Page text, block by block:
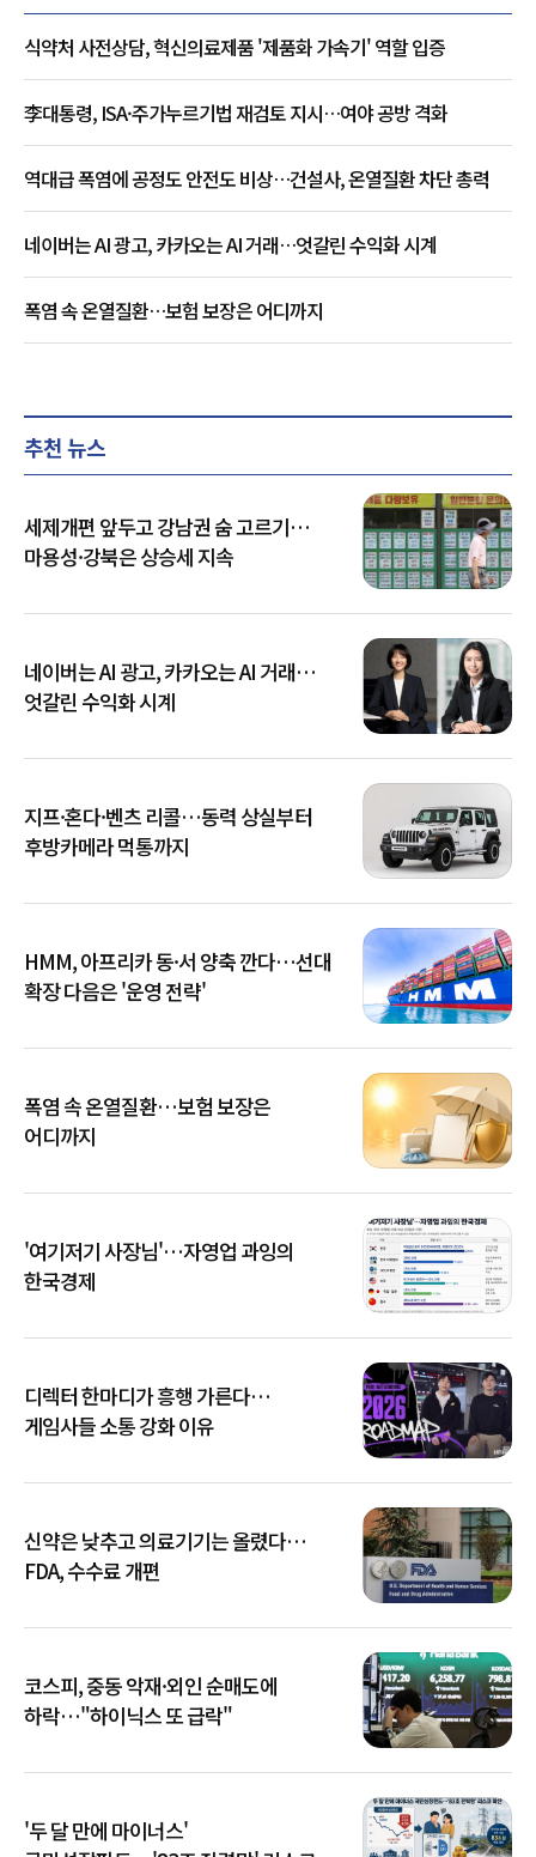
식약처 사전상담, 혁신의료제품 '제품화 가속기' 역할 입증
李대통령, ISA·주가누르기법 재검토 지시…여야 공방 격화
역대급 폭염에 공정도 안전도 비상…건설사, 온열질환 차단 총력
네이버는 AI 광고, 카카오는 AI 거래…엇갈린 수익화 시계
폭염 속 온열질환…보험 보장은 어디까지
추천 뉴스
세제개편 앞두고 강남권 숨 고르기…
마용성·강북은 상승세 지속
네이버는 AI 광고, 카카오는 AI 거래…
엇갈린 수익화 시계
지프·혼다·벤츠 리콜…동력 상실부터
후방카메라 먹통까지
HMM, 아프리카 동·서 양축 깐다…선대
확장 다음은 '운영 전략'
폭염 속 온열질환…보험 보장은
어디까지
'여기저기 사장님'…자영업 과잉의
한국경제
디렉터 한마디가 흥행 가른다…
게임사들 소통 강화 이유
신약은 낮추고 의료기기는 올렸다…
FDA, 수수료 개편
코스피, 중동 악재·외인 순매도에
하락…"하이닉스 또 급락"
'두 달 만에 마이너스'